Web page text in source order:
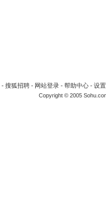
- 搜狐招聘 - 网站登录 - 帮助中心 - 设
Copyright © 2005